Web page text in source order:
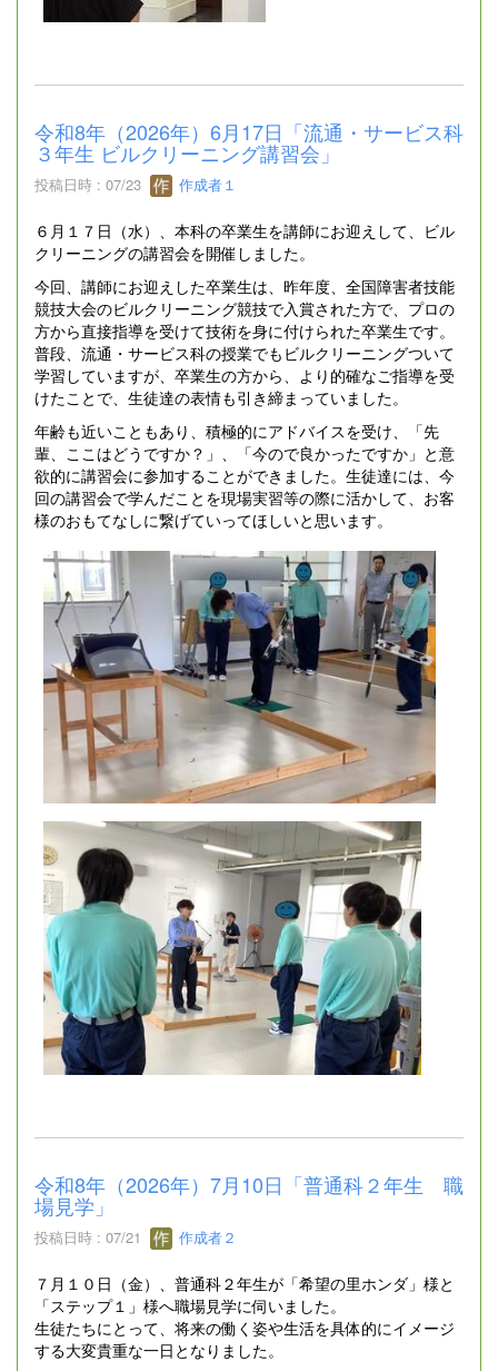
令和8年（2026年）6月17日「流通・サービス科
３年生 ビルクリーニング講習会」
投稿日時 : 07/23 作成者１
６月１７日（水）、本科の卒業生を講師にお迎えして、ビル
クリーニングの講習会を開催しました。
今回、講師にお迎えした卒業生は、昨年度、全国障害者技能
競技大会のビルクリーニング競技で入賞された方で、プロの
方から直接指導を受けて技術を身に付けられた卒業生です。
普段、流通・サービス科の授業でもビルクリーニングついて
学習していますが、卒業生の方から、より的確なご指導を受
けたことで、生徒達の表情も引き締まっていました。
年齢も近いこともあり、積極的にアドバイスを受け、「先
輩、ここはどうですか？」、「今ので良かったですか」と意
欲的に講習会に参加することができました。生徒達には、今
回の講習会で学んだことを現場実習等の際に活かして、お客
様のおもてなしに繋げていってほしいと思います。
令和8年（2026年）7月10日「普通科２年生 職
場見学」
投稿日時 : 07/21 作成者２
７月１０日（金）、普通科２年生が「希望の里ホンダ」様と
「ステップ１」様へ職場見学に伺いました。
生徒たちにとって、将来の働く姿や生活を具体的にイメージ
する大変貴重な一日となりました。